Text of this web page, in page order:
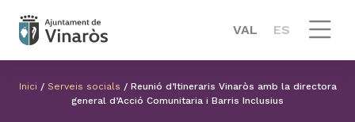
VAL ES
Inici / Serveis socials / Reunió d’Itineraris Vinaròs amb la directora
general d’Acció Comunitaria i Barris Inclusius